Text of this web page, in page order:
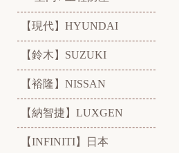
【現代】HYUNDAI
【鈴木】SUZUKI
【裕隆】NISSAN
【納智捷】LUXGEN
【INFINITI】日本